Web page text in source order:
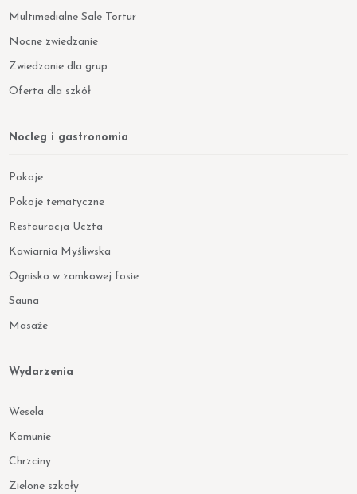
Multimedialne Sale Tortur
Nocne zwiedzanie
Zwiedzanie dla grup
Oferta dla szkół
Nocleg i gastronomia
Pokoje
Pokoje tematyczne
Restauracja Uczta
Kawiarnia Myśliwska
Ognisko w zamkowej fosie
Sauna
Masaże
Wydarzenia
Wesela
Komunie
Chrzciny
Zielone szkoły